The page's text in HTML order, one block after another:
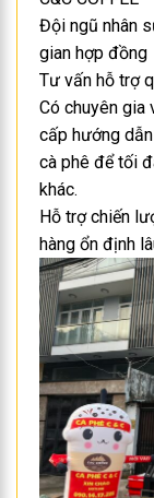
Đội ngũ nhân
gian hợp đồng
Tư vấn hỗ trợ
Có chuyên gia
cấp hướng
cà phê để tối
khác.
Hỗ trợ chiến
hàng ổn định